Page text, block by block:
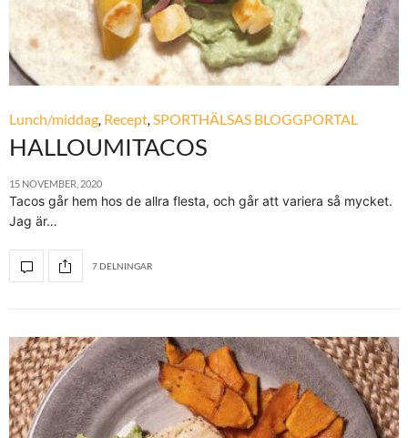
Lunch/middag, Recept,SPORTHÄLSAS BLOGGPORTAL
HALLOUMITACOS
15 NOVEMBER, 2020
Tacos går hem hos de allra flesta, och går att variera så mycket.
Jag är…
7 DELNINGAR